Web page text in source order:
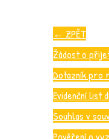
← ZPĚT
Žádost o
Dotazník pro
Evidenční list
Souhlas v